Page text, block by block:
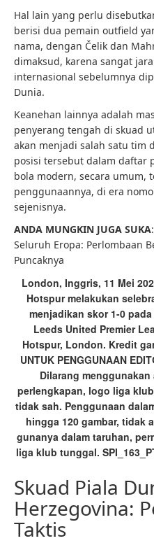
Hal lain yang perlu
berisi dua pemain outfield
nama, dengan Čelik dan
dimaksud, karena sangat
internasional sebelumnya
Dunia.
Keanehan lainnya adalah
penyerang tengah di skuad
akan menjadi salah satu tim
posisi tersebut dalam daftar
bola modern, secara umum,
penggunaannya, di era
sejenisnya.
ANDA MUNGKIN JUGA SUKA:
Seluruh Eropa: Perlombaan
Puncaknya
London, Inggris, 11 Mei
Hotspur melakukan
menjadikan skor 1-0
Leeds United Premier
Hotspur, London. Kredit
UNTUK PENGGUNAAN
Dilarang
perlengkapan, logo liga
tidak sah. Penggunaan
hingga 120 gambar, tidak
gunanya dalam taruhan,
liga klub tunggal.
Skuad Piala
Herzegovina:
Taktis